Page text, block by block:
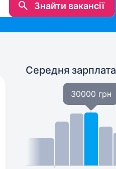
Знайти вакансії
Середня зарплата
30000 грн